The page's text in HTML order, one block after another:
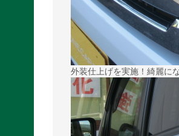
外装仕上げを実施！綺麗に